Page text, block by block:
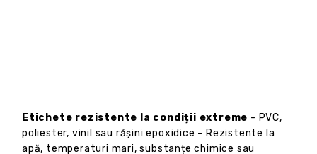
Etichete rezistente la condiții extreme - PVC,
poliester, vinil sau rășini epoxidice - Rezistente la
apă, temperaturi mari, substanțe chimice sau